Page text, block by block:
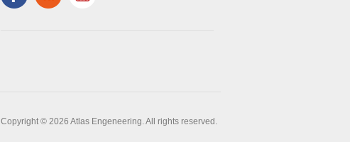
Copyright © 2026 Atlas Engeneering. All rights reserved.